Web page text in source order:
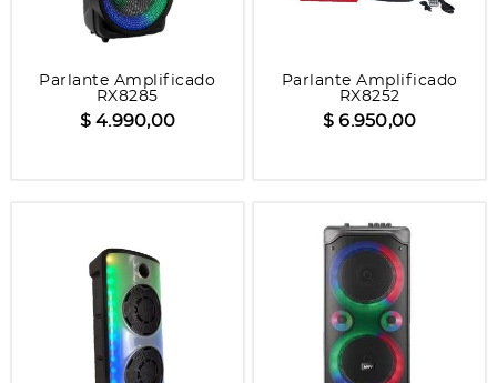
Parlante Amplificado
RX8285
$ 4.990,00
Parlante Amplificado
RX8252
$ 6.950,00